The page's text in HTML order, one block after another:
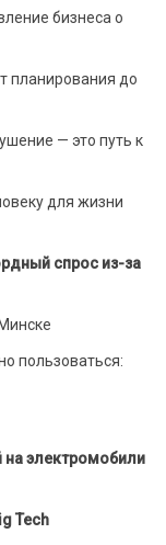
бизнеса о
планирования до
— это путь к
для жизни
спрос из-за
пользоваться:
электромобили
Tech